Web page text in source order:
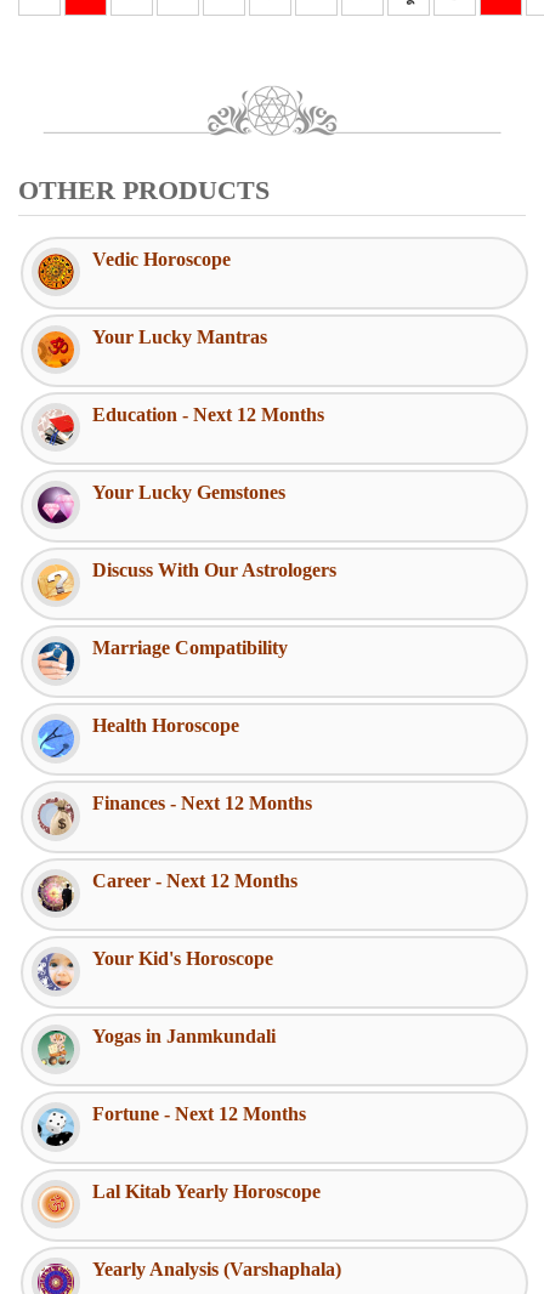
OTHER PRODUCTS
Vedic Horoscope
Your Lucky Mantras
Education - Next 12 Months
Your Lucky Gemstones
Discuss With Our Astrologers
Marriage Compatibility
Health Horoscope
Finances - Next 12 Months
Career - Next 12 Months
Your Kid's Horoscope
Yogas in Janmkundali
Fortune - Next 12 Months
Lal Kitab Yearly Horoscope
Yearly Analysis (Varshaphala)